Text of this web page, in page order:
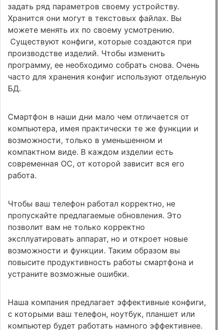
задать ряд параметров своему устройству.
Хранится они могут в текстовых файлах. Вы
можете менять их по своему усмотрению.
Существуют конфиги, которые создаются при
производстве изделий. Чтобы изменить
программу, ее необходимо собрать снова. Очень
часто для хранения конфиг используют отдельную
БД.
Смартфон в наши дни мало чем отличается от
компьютера, имея практически те же функции и
возможности, только в уменьшенном и
компактном виде. В каждом изделии есть
современная ОС, от которой зависит вся его
работа.
Чтобы ваш телефон работал корректно, не
пропускайте предлагаемые обновления. Это
позволит вам не только корректно
эксплуатировать аппарат, но и откроет новые
возможности и функции. Таким образом вы
повысите продуктивность работы смартфона и
устраните возможные ошибки.
Наша компания предлагает эффективные конфиги,
с которыми ваш телефон, ноутбук, планшет или
компьютер будет работать намного эффективнее.